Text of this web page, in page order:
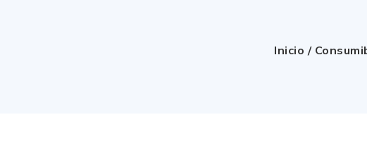
Inicio /